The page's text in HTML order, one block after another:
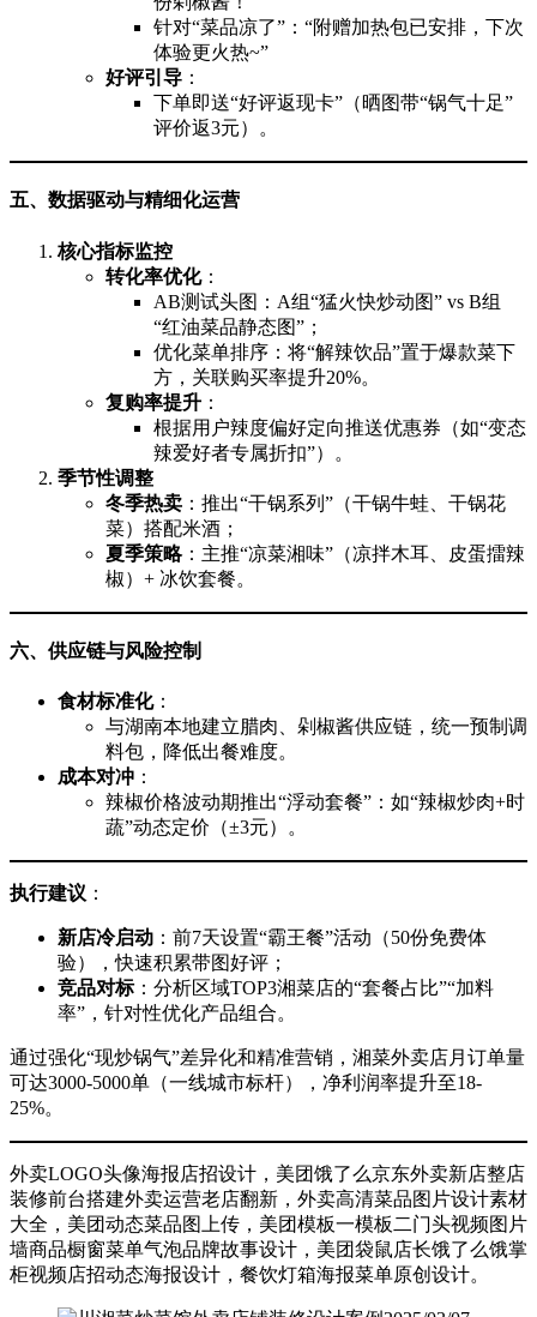
针对“菜品凉了”：“附赠加热包已安排，下次
体验更火热~”
好评引导 ：
下单即送“好评返现卡”（晒图带“锅气十足”
评价返3元）。
五、数据驱动与精细化运营
核心指标监控
转化率优化：
AB测试头图：A组“猛火快炒动图” vs B组
“红油菜品静态图”；
优化菜单排序：将“解辣饮品”置于爆款菜下
方，关联购买率提升20%。
复购率提升 ：
根据用户辣度偏好定向推送优惠券（如“变态
辣爱好者专属折扣”）。
季节性调整
冬季热卖 ：推出“干锅系列”（干锅牛蛙、干锅花
菜）搭配米酒；
夏季策略：主推“凉菜湘味”（凉拌木耳、皮蛋擂辣
椒）+ 冰饮套餐。
六、供应链与风险控制
食材标准化：
与湖南本地建立腊肉、剁椒酱供应链，统一预制调
料包，降低出餐难度。
成本对冲 ：
辣椒价格波动期推出“浮动套餐”：如“辣椒炒肉+时
蔬”动态定价（±3元）。
执行建议 ：
新店冷启动 ：前7天设置“霸王餐”活动（50份免费体
验），快速积累带图好评；
竞品对标：分析区域TOP3湘菜店的“套餐占比”“加料
率”，针对性优化产品组合。
通过强化“现炒锅气”差异化和精准营销，湘菜外卖店月订单量
可达3000-5000单（一线城市标杆），净利润率提升至18-
25%。
外卖LOGO头像海报店招设计，美团饿了么京东外卖新店整店
装修前台搭建外卖运营老店翻新，外卖高清菜品图片设计素材
大全，美团动态菜品图上传，美团模板一模板二门头视频图片
墙商品橱窗菜单气泡品牌故事设计，美团袋鼠店长饿了么饿掌
柜视频店招动态海报设计，餐饮灯箱海报菜单原创设计。